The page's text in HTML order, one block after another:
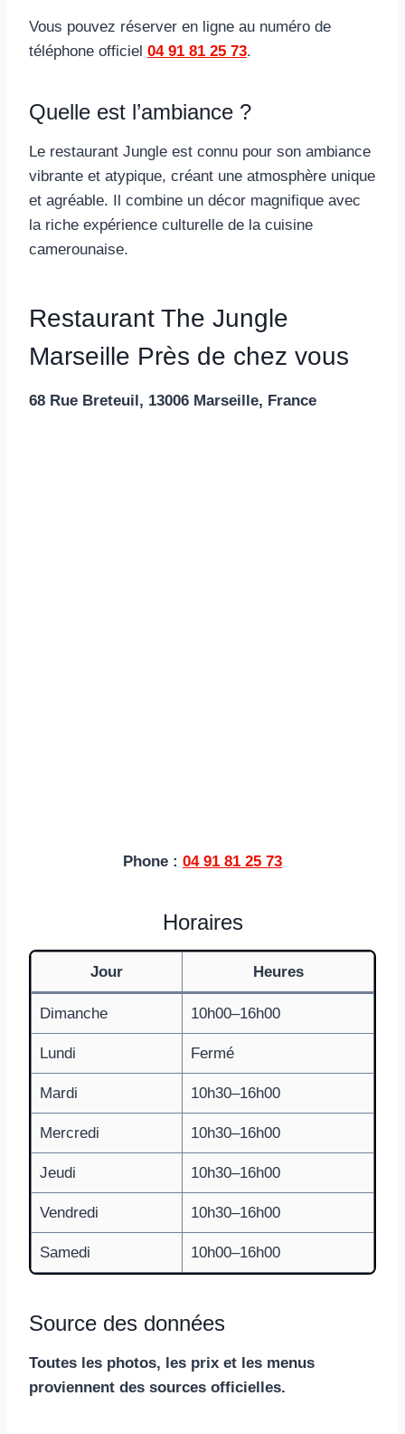
Vous pouvez réserver en ligne au numéro de
téléphone officiel 04 91 81 25 73.
Quelle est l’ambiance ?
Le restaurant Jungle est connu pour son ambiance
vibrante et atypique, créant une atmosphère unique
et agréable. Il combine un décor magnifique avec
la riche expérience culturelle de la cuisine
camerounaise.
Restaurant The Jungle
Marseille Près de chez vous
68 Rue Breteuil, 13006 Marseille, France
Phone : 04 91 81 25 73
Horaires
Jour Heures
Dimanche 10h00–16h00
Lundi Fermé
Mardi 10h30–16h00
Mercredi 10h30–16h00
Jeudi 10h30–16h00
Vendredi 10h30–16h00
Samedi 10h00–16h00
Source des données
Toutes les photos, les prix et les menus
proviennent des sources officielles.